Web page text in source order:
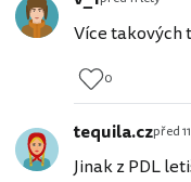
Více takových
0
tequila.czpřed
Jinak z PDL